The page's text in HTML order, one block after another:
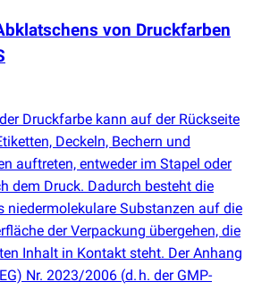
von Druckfarben
Druckfarbe kann auf der Rückseite
Deckeln, Bechern und
auftreten, entweder im Stapel oder
dem Druck. Dadurch besteht die
niedermolekulare Substanzen auf die
der Verpackung übergehen, die
Inhalt in Kontakt steht. Der Anhang
EG) Nr. 2023/2006 (d. h. der GMP-